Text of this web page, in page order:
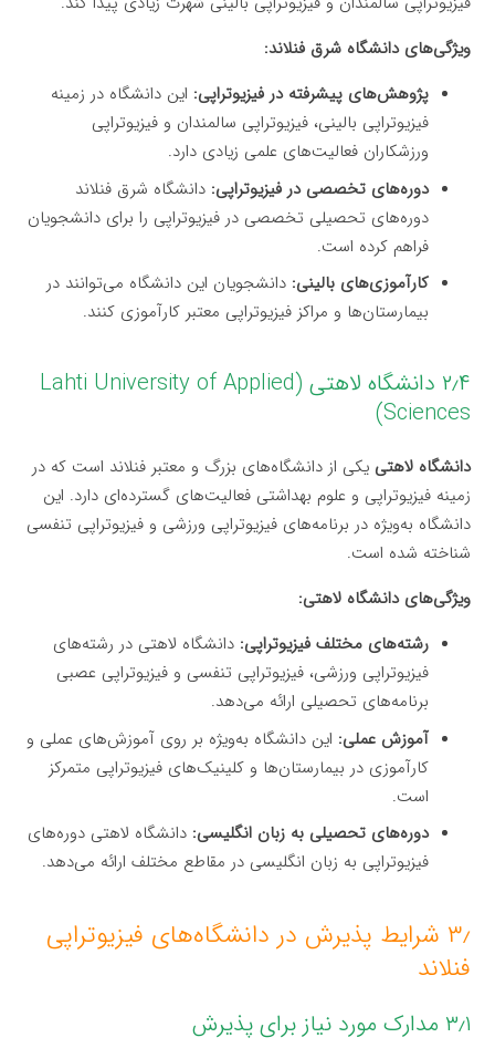
ویژگی‌های دانشگاه شرق فنلاند:
پژوهش‌های پیشرفته در فیزیوتراپی: این دانشگاه در زمینه
فیزیوتراپی بالینی، فیزیوتراپی سالمندان و فیزیوتراپی
ورزشکاران فعالیت‌های علمی زیادی دارد.
دوره‌های تخصصی در فیزیوتراپی: دانشگاه شرق فنلاند
دوره‌های تحصیلی تخصصی در فیزیوتراپی را برای دانشجویان
فراهم کرده است.
کارآموزی‌های بالینی: دانشجویان این دانشگاه می‌توانند در
بیمارستان‌ها و مراکز فیزیوتراپی معتبر کارآموزی کنند.
۲٫۴ دانشگاه لاهتی (Lahti University of Applied
Sciences)
دانشگاه لاهتی یکی از دانشگاه‌های بزرگ و معتبر فنلاند است که در
زمینه فیزیوتراپی و علوم بهداشتی فعالیت‌های گسترده‌ای دارد. این
دانشگاه به‌ویژه در برنامه‌های فیزیوتراپی ورزشی و فیزیوتراپی تنفسی
شناخته شده است.
ویژگی‌های دانشگاه لاهتی:
رشته‌های مختلف فیزیوتراپی: دانشگاه لاهتی در رشته‌های
فیزیوتراپی ورزشی، فیزیوتراپی تنفسی و فیزیوتراپی عصبی
برنامه‌های تحصیلی ارائه می‌دهد.
آموزش عملی: این دانشگاه به‌ویژه بر روی آموزش‌های عملی و
کارآموزی در بیمارستان‌ها و کلینیک‌های فیزیوتراپی متمرکز
است.
دوره‌های تحصیلی به زبان انگلیسی: دانشگاه لاهتی دوره‌های
فیزیوتراپی به زبان انگلیسی در مقاطع مختلف ارائه می‌دهد.
۳٫ شرایط پذیرش در دانشگاه‌های فیزیوتراپی
فنلاند
۳٫۱ مدارک مورد نیاز برای پذیرش